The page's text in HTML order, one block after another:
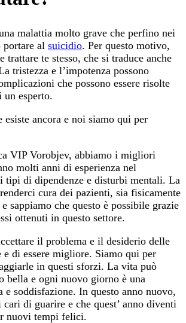
malattia molto grave che perfino nei
al suicidio. Per questo motivo,
trattare te stesso, che si traduce anche
tristezza e l’impotenza possono
che possono essere risolte
un esperto.
esiste ancora e noi siamo qui per
VIP Vorobjev, abbiamo i migliori
molti anni di esperienza nel
tipi di dipendenze e disturbi mentali. La
cura dei pazienti, sia fisicamente
sappiamo che questo è possibile grazie
ottenuti in questo settore.
il problema e il desiderio delle
e di essere migliore. Siamo qui per
in questi sforzi. La vita può
bella e ogni nuovo giorno è una
soddisfazione. In questo anno nuovo,
di guarire e che quest’ anno diventi
nuovi tempi felici.